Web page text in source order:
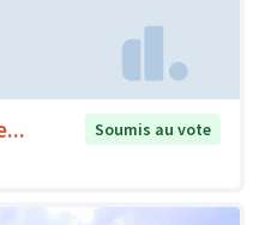
Soumis au vote